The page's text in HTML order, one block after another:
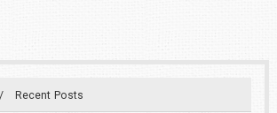
Recent Posts